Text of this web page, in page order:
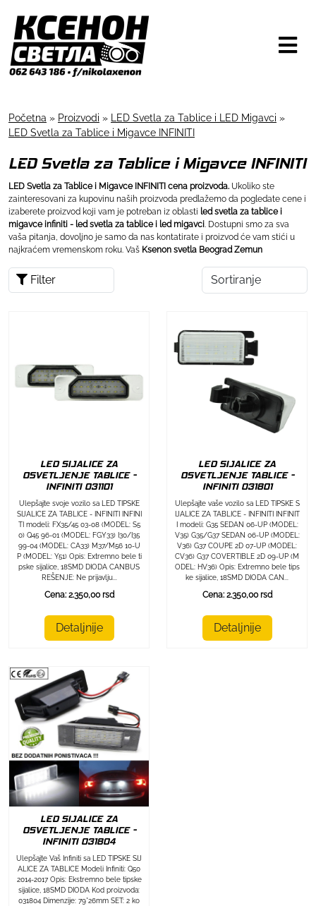
Početna » Proizvodi » LED Svetla za Tablice i LED Migavci »
LED Svetla za Tablice i Migavce INFINITI
LED Svetla za Tablice i Migavce INFINITI
LED Svetla za Tablice i Migavce INFINITI cena proizvoda. Ukoliko ste
zainteresovani za kupovinu naših proizvoda predlažemo da pogledate cene i
izaberete proizvod koji vam je potreban iz oblasti led svetla za tablice i
migavce infiniti - led svetla za tablice i led migavci . Dostupni smo za sva
vaša pitanja, dovoljno je samo da nas kontatirate i proizvod će vam stići u
najkraćem vremenskom roku. Vaš Ksenon svetla Beograd Zemun
Filter
LED SIJALICE ZA
OSVETLJENJE TABLICE -
INFINITI 031101
Ulepšajte svoje vozilo sa LED TIPSKE
SIJALICE ZA TABLICE - INFINITI INFINI
TI modeli: FX35/45 03-08 (MODEL: S5
0) Q45 96-01 (MODEL: FGY33) I30/I35
99-04 (MODEL: CA33) M37/M56 10-U
P (MODEL: Y51) Opis: Extremno bele ti
pske sijalice, 18SMD DIODA CANBUS
REŠENJE: Ne prijavlju...
Cena: 2.350,00 rsd
Detaljnije
LED SIJALICE ZA
OSVETLJENJE TABLICE -
INFINITI 031801
Ulepšajte vaše vozilo sa LED TIPSKE S
IJALICE ZA TABLICE - INFINITI INFINIT
I modeli: G35 SEDAN 06-UP (MODEL:
V35) G35/G37 SEDAN 06-UP (MODEL:
V36) G37 COUPE 2D 07-UP (MODEL:
CV36) G37 COVERTIBLE 2D 09-UP (M
ODEL: HV36) Opis: Extremno bele tips
ke sijalice, 18SMD DIODA CAN...
Cena: 2.350,00 rsd
Detaljnije
LED SIJALICE ZA
OSVETLJENJE TABLICE -
INFINITI 031804
Ulepšajte Vaš Infiniti sa LED TIPSKE SIJ
ALICE ZA TABLICE Modeli Infiniti: Q50
2014-2017 Opis: Ekstremno bele tipske
sijalice, 18SMD DIODA Kod proizvoda:
031804 Dimenzije: 79*26mm SET: 2 ko